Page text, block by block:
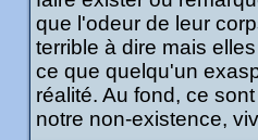
que l'odeur de leur
terrible à dire mais
ce que quelqu'un
réalité. Au fond, ce
notre non-existence,